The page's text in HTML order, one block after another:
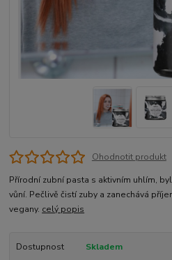
Ohodnotit produkt
Přírodní zubní pasta s aktivním uhlím,
vůní. Pečlivě čistí zuby a zanechává
vegany. celý popis
Dostupnost
Skladem